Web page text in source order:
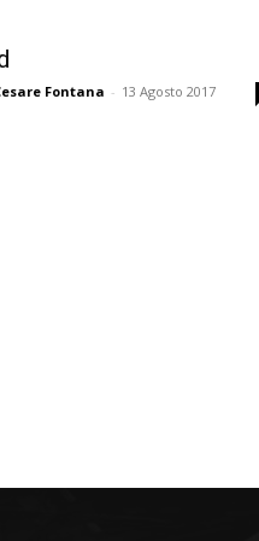
Fontana - 13 Agosto 2017